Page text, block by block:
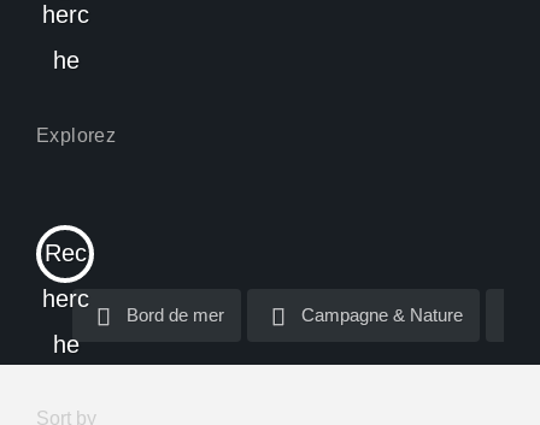
herc
he
Rec
herc
he
Bord de mer Campagne & Nature
Bord de mer Campagne & Nature
Sort by